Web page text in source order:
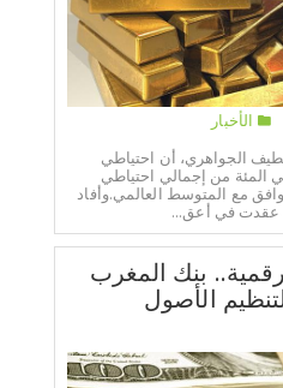
الأخبار
الجواهري، أن احتياطي
الذي يمثل حوالي 6 في المئة من إجمالي احتياطي
مع المتوسط العالمي.وأفاد
عقدت في أعق...
بنك المغرب
الأصول